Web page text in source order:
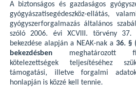
A biztonságos és gazdaságos
gyógyászatisegédeszköz-ellátás,
gyógyszerforgalmazás általános
szóló 2006. évi XCVIII. törvény
bekezdése alapján a NEAK-nak a 36. §
bekezdésben meghatározott
kötelezettségek teljesítéséhez
támogatási, illetve forgalmi
honlapján is közzé kell tennie.